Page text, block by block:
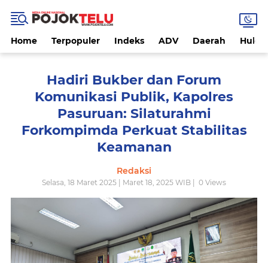
Home Terpopuler Indeks ADV Daerah
Hadiri Bukber dan Forum
Komunikasi Publik, Kapolres
Pasuruan: Silaturahmi
Forkompimda Perkuat Stabilitas
Keamanan
Redaksi
Selasa, 18 Maret 2025 | Maret 18, 2025 WIB | 0 Views